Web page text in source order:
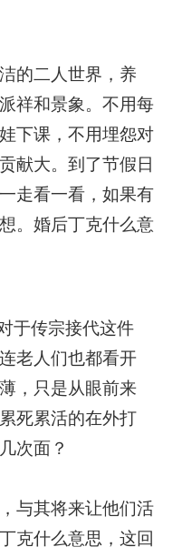
的二人世界，养
祥和景象。不用每
下课，不用埋怨对
献大。到了节假日
走看一看，如果有
。婚后丁克什么意
于传宗接代这件
老人们也都看开
，只是从眼前来
死累活的在外打
次面？
与其将来让他们活
克什么意思，这回